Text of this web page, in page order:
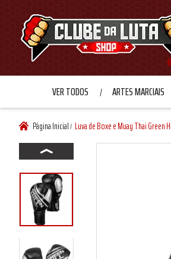
VER TODOS ARTES MARCIAIS
Página Inicial/ Luva de Boxe e Muay Thai Green